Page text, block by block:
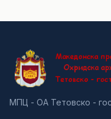
МПЦ - ОА Тетовско -